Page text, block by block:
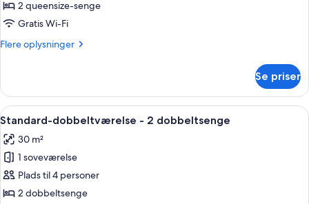
værelse
-
queensize-
2 queensize-senge
Gratis Wi-Fi
Flere oplysninger
Flere
værelse
2
senge
Se priser
Indlæs
alle
billeder
af
Standard-
dobbeltværelse
Et hotelværelse med to senge, et
6
Standard-dobbeltværelse - 2 dobbeltsenge
30 m²
1 soveværelse
Plads til 4 personer
2 dobbeltsenge